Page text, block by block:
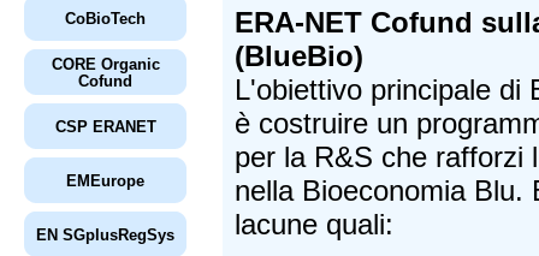
CoBioTech
CORE Organic
Cofund
CSP ERANET
EMEurope
EN SGplusRegSys
ERA-NET Cofund
(BlueBio)
L'obiettivo principale di
è costruire un
per la R&S che rafforzi
nella Bioeconomia Blu.
lacune quali: